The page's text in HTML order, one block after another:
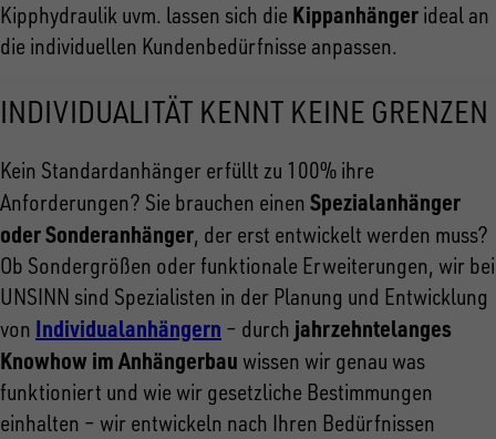
Kipphydraulik uvm. lassen sich die Kippanhänger ideal an
die individuellen Kundenbedürfnisse anpassen.
INDIVIDUALITÄT KENNT KEINE GRENZEN
Kein Standardanhänger erfüllt zu 100% ihre
Anforderungen? Sie brauchen einen Spezialanhänger
oder Sonderanhänger, der erst entwickelt werden muss?
Ob Sondergrößen oder funktionale Erweiterungen, wir bei
UNSINN sind Spezialisten in der Planung und Entwicklung
von Individualanhängern – durch jahrzehntelanges
Knowhow im Anhängerbau wissen wir genau was
funktioniert und wie wir gesetzliche Bestimmungen
einhalten – wir entwickeln nach Ihren Bedürfnissen